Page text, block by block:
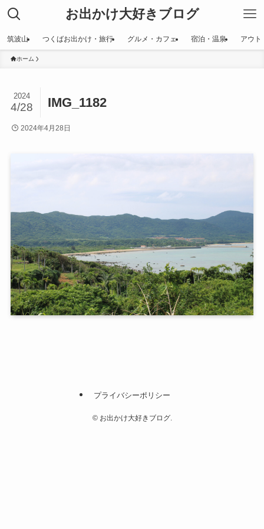
お出かけ大好きブログ
筑波山 つくばお出かけ・旅行 グルメ・カフェ 宿泊・温泉 アウト
ホーム
IMG_1182
2024
4/28
2024年4月28日
プライバシーポリシー
©お出かけ大好きブログ.